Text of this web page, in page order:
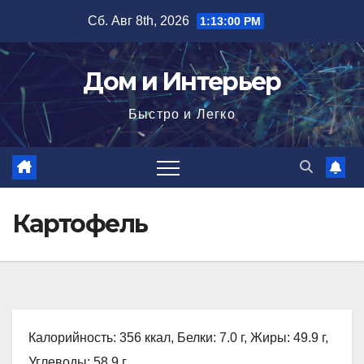
содержимому
Сб. Авг 8th, 2026 1:13:01 PM
Дом и Интерьер
Быстро и Легко
Картофель
Калорийность: 356 ккал, Белки: 7.0 г, Жиры: 49.9 г,